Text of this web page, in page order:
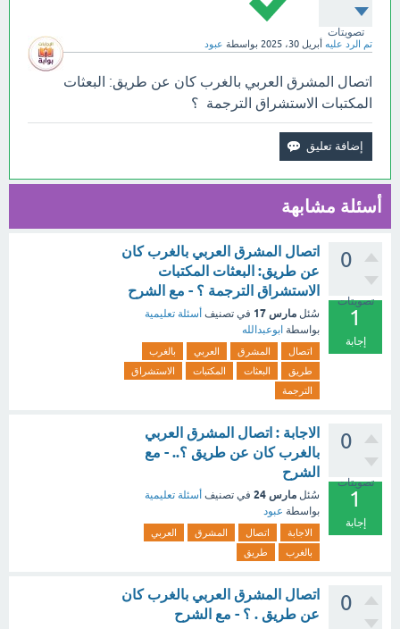
تصويتات
تم الرد عليه أبريل 30، 2025 بواسطة عبود
اتصال المشرق العربي بالغرب كان عن طريق: البعثات
المكتبات الاستشراق الترجمة ؟
أسئلة مشابهة
0
تصويتات
1
إجابة
اتصال المشرق العربي بالغرب كان
عن طريق: البعثات المكتبات
الاستشراق الترجمة ؟ - مع الشرح
سُئل مارس 17 في تصنيف أسئلة تعليمية
بواسطة ابوعبدالله
اتصال المشرق العربي
بالغرب
طريق
البعثات المكتبات
الاستشراق
الترجمة
0
تصويتات
1
إجابة
الاجابة : اتصال المشرق العربي
بالغرب كان عن طريق ؟.. - مع
الشرح
سُئل مارس 24 في تصنيف أسئلة تعليمية
بواسطة عبود
الاجابة اتصال المشرق
العربي
بالغرب
طريق
0
اتصال المشرق العربي بالغرب كان
عن طريق . ؟ - مع الشرح